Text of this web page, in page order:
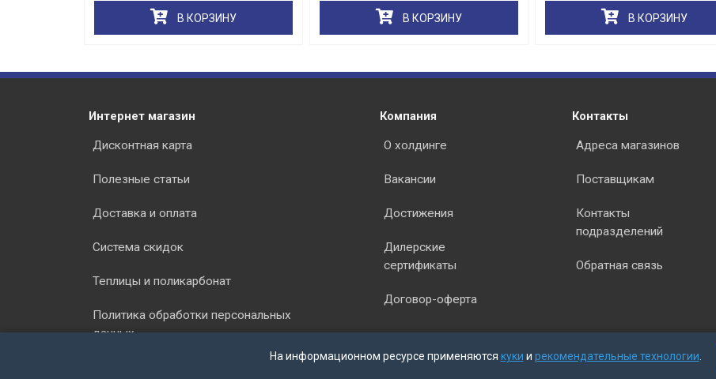
В КОРЗИНУ В КОРЗИНУ В КОРЗИНУ
На информационном ресурсе применяются куки и рекомендательные технологии.
Интернет магазин
Дисконтная карта
Полезные статьи
Доставка и оплата
Система скидок
Теплицы и поликарбонат
Политика обработки персональных
данных
Компания
О холдинге
Вакансии
Достижения
Дилерские
сертификаты
Договор-оферта
Контакты
Адреса магазинов
Поставщикам
Контакты
подразделений
Обратная связь